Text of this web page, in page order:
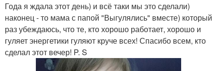
Года я ждала этот день) и всё таки мы это сделали)
наконец - то мама с папой "Выгулялись" вместе) который
раз убеждаюсь, что те, кто хорошо работает, хорошо и
гуляет энергетики гуляют круче всех! Спасибо всем, кто
сделал этот вечер! P. S